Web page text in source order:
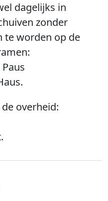
dagelijks in
zonder
te worden op de
overheid: